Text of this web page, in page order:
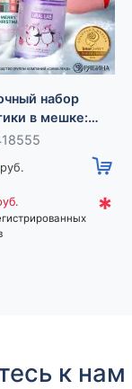
набор
в мешке:
рук, пилочка,
душа, аромат
лимонад,
руб.
*
к нам